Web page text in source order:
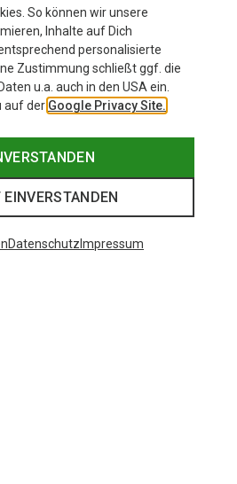
Andreas
unkompliziert
wenn man beim
unterschiedlich dicke
trägt.
Mehr anzeigen
So können wir unsere
Inhalte auf Dich
personalisierte
Zustimmung schließt ggf. die
u.a. auch in den USA ein.
auf der Google Privacy Site.
Datenschutz Impressum